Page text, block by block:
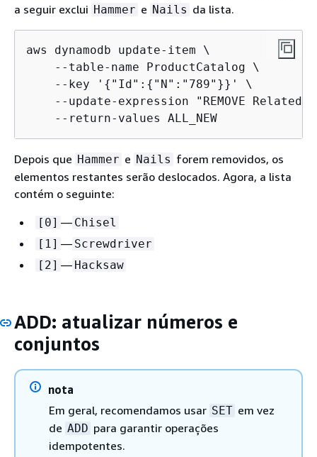
a seguir exclui Hammer e Nails da lista.
aws dynamodb update-item \
    --table-name ProductCatalog \
    --key '
{ "Id": { "N":"789"}}' \
--update-expression "REMOVE
    --return-values ALL_NEW
Depois que Hammer e Nails forem removidos, os
elementos restantes serão deslocados. Agora, a lista
contém o seguinte:
[0] — Chisel
[1] — Screwdriver
[2] — Hacksaw
ADD: atualizar números e
conjuntos
nota
Em geral, recomendamos usar SET em vez
de ADD para garantir operações
idempotentes.